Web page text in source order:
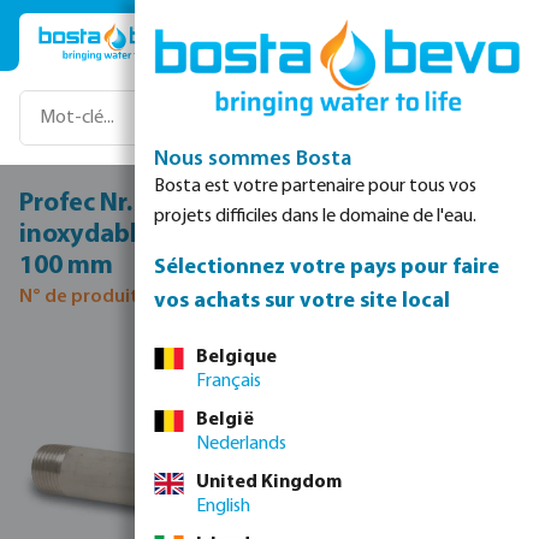
Passer au contenu principal
Profec Nr. 23 Mamelon tube acier
inoxydable 304 3/4" filetage mâle 8bar
100 mm
N° de produit 0081566
Ignorer la galerie d'images
Nous sommes Bosta
Bosta est votre partenaire pour tous vos
projets difficiles dans le domaine de l'eau.
Sélectionnez votre pays pour faire
vos achats sur votre site local
Belgique
Français
België
Nederlands
United Kingdom
English